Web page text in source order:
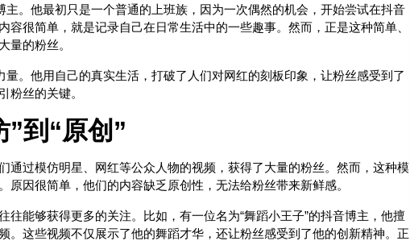
主。他最初只是一个普通的上班族，因为一次偶然的机会，开始尝试在抖音
容很简单，就是记录自己在日常生活中的一些趣事。然而，正是这种简单、
量的粉丝。
量。他用自己的真实生活，打破了人们对网红的刻板印象，让粉丝感受到了
粉丝的关键。
到“原创”
通过模仿明星、网红等公众人物的视频，获得了大量的粉丝。然而，这种模
原因很简单，他们的内容缺乏原创性，无法给粉丝带来新鲜感。
往能够获得更多的关注。比如，有一位名为“舞蹈小王子”的抖音博主，他擅
。这些视频不仅展示了他的舞蹈才华，还让粉丝感受到了他的创新精神。正